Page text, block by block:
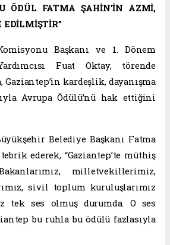
ÖDÜL FATMA ŞAHİN’İN AZMİ,
EDİLMİŞTİR”
Başkanı ve 1. Dönem
Fuat Oktay, törende
Gaziantep’in kardeşlik, dayanışma
Avrupa Ödülü’nü hak ettiğini
Belediye Başkanı Fatma
ederek, “Gaziantep’te müthiş
milletvekillerimiz,
sivil toplum kuruluşlarımız
tek ses olmuş durumda. O ses
bu ruhla bu ödülü fazlasıyla